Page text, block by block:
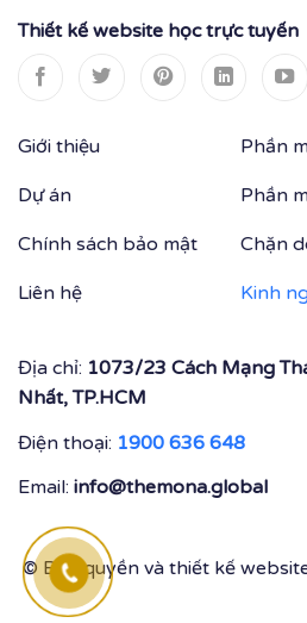
Thiết kế website học trực tuyến
Giới thiệu
Dự án
Chính sách bảo mật
Liên hệ
Phần
Phần
Chặn
Kinh
Địa chỉ: 1073/23 Cách Mạng
Nhất, TP.HCM
Điện thoại: 1900 636 648
Email: info@themona.global
© Bản quyền và thiết kế